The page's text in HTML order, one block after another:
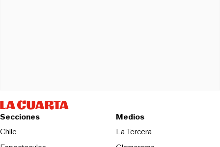
Secciones
Chile
Medios
La TerceraOpens in new